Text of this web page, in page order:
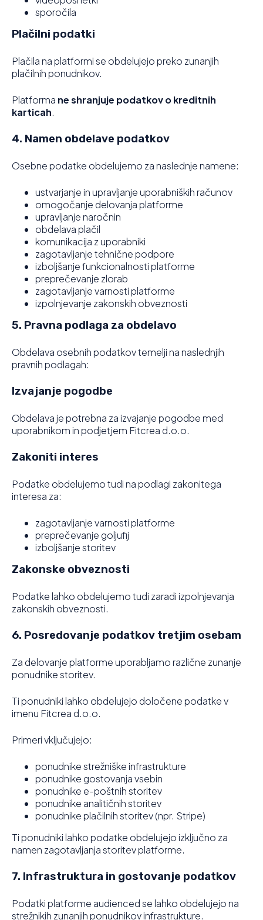
sporočila
Plačilni podatki
Plačila na platformi se obdelujejo preko zunanjih
plačilnih ponudnikov.
Platforma ne shranjuje podatkov o kreditnih
karticah.
4. Namen obdelave podatkov
Osebne podatke obdelujemo za naslednje namene:
ustvarjanje in upravljanje uporabniških računov
omogočanje delovanja platforme
upravljanje naročnin
obdelava plačil
komunikacija z uporabniki
zagotavljanje tehnične podpore
izboljšanje funkcionalnosti platforme
preprečevanje zlorab
zagotavljanje varnosti platforme
izpolnjevanje zakonskih obveznosti
5. Pravna podlaga za obdelavo
Obdelava osebnih podatkov temelji na naslednjih
pravnih podlagah:
Izvajanje pogodbe
Obdelava je potrebna za izvajanje pogodbe med
uporabnikom in podjetjem Fitcrea d.o.o.
Zakoniti interes
Podatke obdelujemo tudi na podlagi zakonitega
interesa za:
zagotavljanje varnosti platforme
preprečevanje goljufij
izboljšanje storitev
Zakonske obveznosti
Podatke lahko obdelujemo tudi zaradi izpolnjevanja
zakonskih obveznosti.
6. Posredovanje podatkov tretjim osebam
Za delovanje platforme uporabljamo različne zunanje
ponudnike storitev.
Ti ponudniki lahko obdelujejo določene podatke v
imenu Fitcrea d.o.o.
Primeri vključujejo:
ponudnike strežniške infrastrukture
ponudnike gostovanja vsebin
ponudnike e-poštnih storitev
ponudnike analitičnih storitev
ponudnike plačilnih storitev (npr. Stripe)
Ti ponudniki lahko podatke obdelujejo izključno za
namen zagotavljanja storitev platforme.
7. Infrastruktura in gostovanje podatkov
Podatki platforme audienced se lahko obdelujejo na
strežnikih zunanjih ponudnikov infrastrukture.